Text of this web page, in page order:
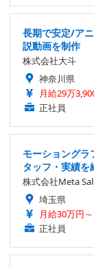
長期で安定/ア
説動画を制作
株式会社大斗
神奈川県
月給29万
正社員
モーショングラ
タッフ・実績
株式会社Meta
埼玉県
月給30万円
正社員